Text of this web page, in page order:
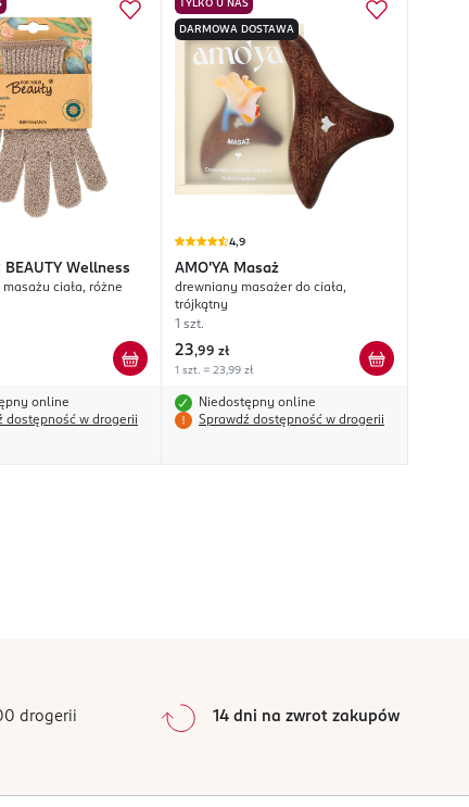
BEAUTY Wellness
ciała, różne
online
dostępność w drogerii
TYLKO U NAS
DARMOWA DOSTAWA
4,9
AMO'YA Masaż
drewniany masażer do ciała,
trójkątny
1 szt.
23,99 zł
1 szt. = 23,99 zł
Niedostępny online
Sprawdź dostępność w drogerii
drogerii 14 dni na zwrot zakupów